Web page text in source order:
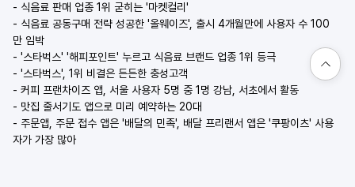
- 식음료 판매 업종 1위 굳히는 '마켓컬리'
- 식음료 공동구매 전략 성공한 '올웨이즈', 출시 4개월만에 사용자 수 100
만 임박
- '스타벅스' '해피포인트' 누르고 식음료 브랜드 업종 1위 등극
- '스타벅스', 1위 비결은 든든한 충성고객
- 커피 프랜차이즈 앱, 서울 사용자 5명 중 1명 강남, 서초에서 활동
- 맛집 줄서기도 앱으로 미리 예약하는 20대
- 주문앱, 주문 접수 앱은 '배달의 민족', 배달 프리랜서 앱은 '쿠팡이츠' 사용
자가 가장 많아